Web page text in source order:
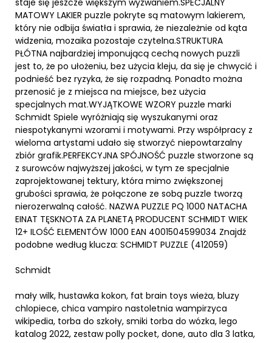
MATOWY LAKIER puzzle pokryte są matowym lakierem,
który nie odbija światła i sprawia, że niezależnie od kąta
widzenia, mozaika pozostaje czytelna.STRUKTURA
PŁÓTNA najbardziej imponującą cechą nowych puzzli
jest to, że po ułożeniu, bez użycia kleju, da się je chwycić i
podnieść bez ryzyka, że się rozpadną. Ponadto można
przenosić je z miejsca na miejsce, bez użycia
specjalnych mat.WYJĄTKOWE WZORY puzzle marki
Schmidt Spiele wyróżniają się wyszukanymi oraz
niespotykanymi wzorami i motywami. Przy współpracy z
wieloma artystami udało się stworzyć niepowtarzalny
zbiór grafik.PERFEKCYJNA SPÓJNOŚĆ puzzle stworzone są
z surowców najwyższej jakości, w tym ze specjalnie
zaprojektowanej tektury, która mimo zwiększonej
grubości sprawia, że połączone ze sobą puzzle tworzą
nierozerwalną całość. NAZWA PUZZLE PQ 1000 NATACHA
EINAT TĘSKNOTA ZA PLANETĄ PRODUCENT SCHMIDT WIEK
12+ ILOŚĆ ELEMENTÓW 1000 EAN 4001504599034 Znajdź
podobne według klucza: SCHMIDT PUZZLE (412059)
Schmidt
mały wilk, hustawka kokon, fat brain toys wieża, bluzy
chlopiece, chica vampiro nastoletnia wampirzyca
wikipedia, torba do szkoły, smiki torba do wózka, lego
katalog 2022, zestaw polly pocket, done, auto dla 3 latka,